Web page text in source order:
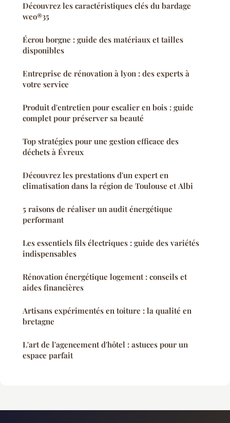
Découvrez les caractéristiques clés du bardage
weo®35
Écrou borgne : guide des matériaux et tailles
disponibles
Entreprise de rénovation à lyon : des experts à
votre service
Produit d'entretien pour escalier en bois : guide
complet pour préserver sa beauté
Top stratégies pour une gestion efficace des
déchets à Évreux
Découvrez les prestations d'un expert en
climatisation dans la région de Toulouse et Albi
5 raisons de réaliser un audit énergétique
performant
Les essentiels fils électriques : guide des variétés
indispensables
Rénovation énergétique logement : conseils et
aides financières
Artisans expérimentés en toiture : la qualité en
bretagne
L'art de l'agencement d'hôtel : astuces pour un
espace parfait